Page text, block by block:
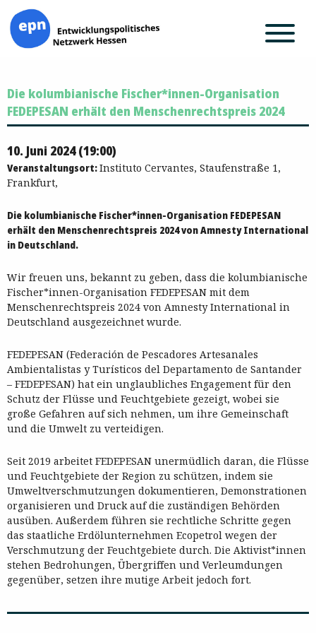
Inhalt
springen
Die kolumbianische Fischer*innen-Organisation
FEDEPESAN erhält den Menschenrechtspreis 2024
10. Juni 2024 (19:00)
Veranstaltungsort:Instituto Cervantes, Staufenstraße 1,
Frankfurt,
Die kolumbianische Fischer*innen-Organisation FEDEPESAN
erhält den Menschenrechtspreis 2024 von Amnesty International
in Deutschland.
Wir freuen uns, bekannt zu geben, dass die kolumbianische
Fischer*innen-Organisation FEDEPESAN mit dem
Menschenrechtspreis 2024 von Amnesty International in
Deutschland ausgezeichnet wurde.
FEDEPESAN (Federación de Pescadores Artesanales
Ambientalistas y Turísticos del Departamento de Santander
– FEDEPESAN) hat ein unglaubliches Engagement für den
Schutz der Flüsse und Feuchtgebiete gezeigt, wobei sie
große Gefahren auf sich nehmen, um ihre Gemeinschaft
und die Umwelt zu verteidigen.
Seit 2019 arbeitet FEDEPESAN unermüdlich daran, die Flüsse
und Feuchtgebiete der Region zu schützen, indem sie
Umweltverschmutzungen dokumentieren, Demonstrationen
organisieren und Druck auf die zuständigen Behörden
ausüben. Außerdem führen sie rechtliche Schritte gegen
das staatliche Erdölunternehmen Ecopetrol wegen der
Verschmutzung der Feuchtgebiete durch. Die Aktivist*innen
stehen Bedrohungen, Übergriffen und Verleumdungen
gegenüber, setzen ihre mutige Arbeit jedoch fort.